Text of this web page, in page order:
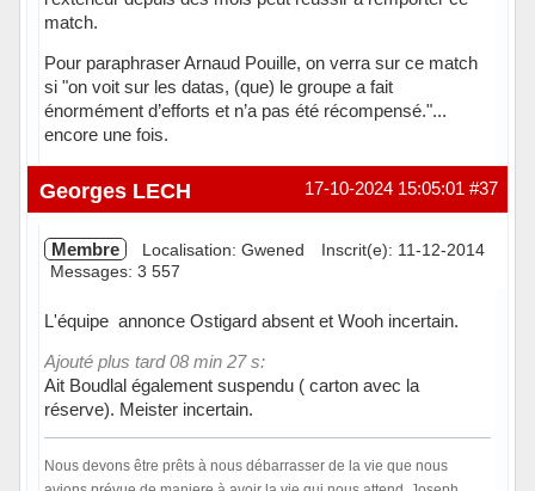
match.
Pour paraphraser Arnaud Pouille, on verra sur ce match
si "on voit sur les datas, (que) le groupe a fait
énormément d’efforts et n’a pas été récompensé."...
encore une fois.
Hors ligne #37
17-10-2024 15:05:01
Georges LECH
Membre Localisation: Gwened
Inscrit(e): 11-12-2014
Messages: 3 557
L'équipe annonce Ostigard absent et Wooh incertain.
Ajouté plus tard 08 min 27 s:
Ait Boudlal également suspendu ( carton avec la
réserve). Meister incertain.
Nous devons être prêts à nous débarrasser de la vie que nous